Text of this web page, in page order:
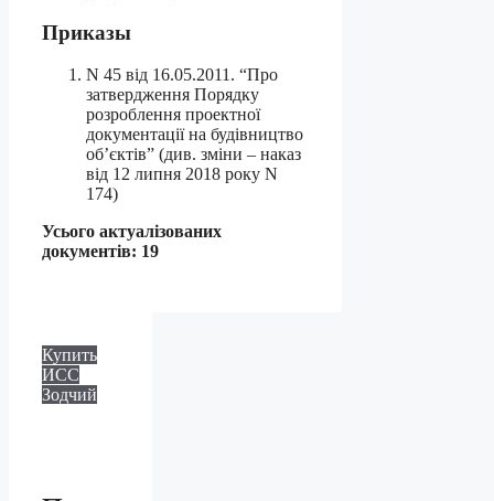
Приказы
N 45 від 16.05.2011. “Про
затвердження Порядку
розроблення проектної
документації на будівництво
об’єктів” (див. зміни – наказ
від 12 липня 2018 року N
174)
Усього актуалізованих
документів: 19
Купить
ИСС
Зодчий